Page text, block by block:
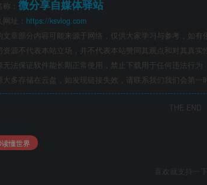
： 微分享自媒体驿站
址： https://ksvlog.com
文章部分内容可能来源于网络，仅供大家学习与参考，如有
资源不代表本站立场，并不代表本站赞同其观点和对其真实
无法保证软件能长期正常使用，禁止下载用于任何违法行为
大多存储在云盘，如发现链接失效，请联系我们我们会第一
THE END
懂世界
喜欢就支持一